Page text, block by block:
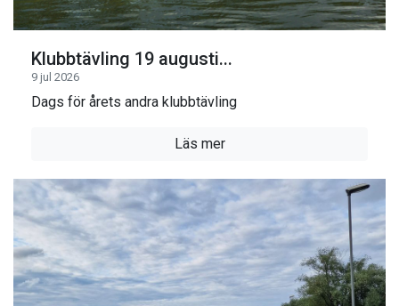
Klubbtävling 19 augusti...
9 jul 2026
Dags för årets andra klubbtävling
Läs mer